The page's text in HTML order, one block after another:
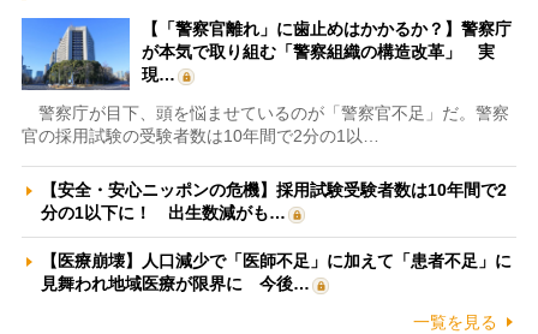
【「警察官離れ」に歯止めはかかるか？】警察庁
が本気で取り組む「警察組織の構造改革」 実
現…
警察庁が目下、頭を悩ませているのが「警察官不足」だ。警察
官の採用試験の受験者数は10年間で2分の1以…
【安全・安心ニッポンの危機】採用試験受験者数は10年間で2
分の1以下に！ 出生数減がも…
【医療崩壊】人口減少で「医師不足」に加えて「患者不足」に
見舞われ地域医療が限界に 今後…
一覧を見る